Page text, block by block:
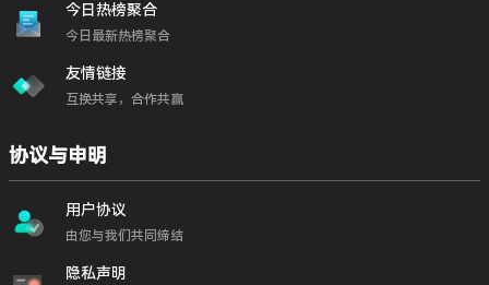
今日热榜聚合
今日最新热榜聚合
友情链接
互换共享，合作共赢
协议与申明
用户协议
由您与我们共同缔结
隐私声明